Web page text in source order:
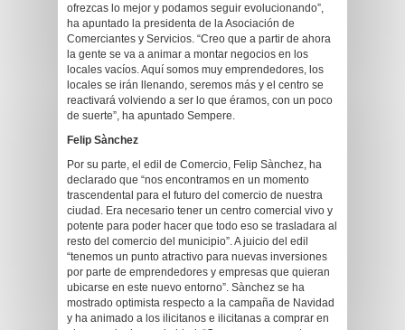
ofrezcas lo mejor y podamos seguir evolucionando”,
ha apuntado la presidenta de la Asociación de
Comerciantes y Servicios. “Creo que a partir de ahora
la gente se va a animar a montar negocios en los
locales vacíos. Aquí somos muy emprendedores, los
locales se irán llenando, seremos más y el centro se
reactivará volviendo a ser lo que éramos, con un poco
de suerte”, ha apuntado Sempere.
Felip Sànchez
Por su parte, el edil de Comercio, Felip Sànchez, ha
declarado que “nos encontramos en un momento
trascendental para el futuro del comercio de nuestra
ciudad. Era necesario tener un centro comercial vivo y
potente para poder hacer que todo eso se trasladara al
resto del comercio del municipio”. A juicio del edil
“tenemos un punto atractivo para nuevas inversiones
por parte de emprendedores y empresas que quieran
ubicarse en este nuevo entorno”. Sànchez se ha
mostrado optimista respecto a la campaña de Navidad
y ha animado a los ilicitanos e ilicitanas a comprar en